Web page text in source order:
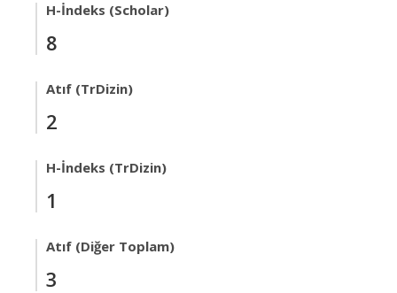
H-İndeks (Scholar)
8
Atıf (TrDizin)
2
H-İndeks (TrDizin)
1
Atıf (Diğer Toplam)
3